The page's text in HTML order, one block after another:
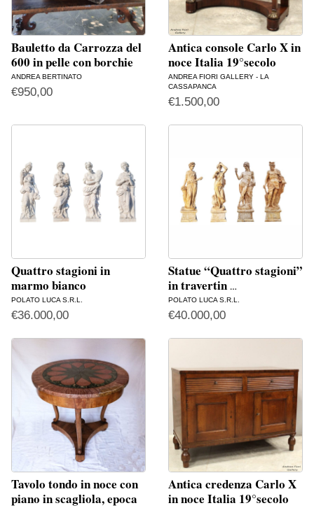
Bauletto da Carrozza del
600 in pelle con borchie
ANDREA BERTINATO
€950,00
Antica console Carlo X in
noce Italia 19°secolo
ANDREA FIORI GALLERY - LA
CASSAPANCA
€1.500,00
Quattro stagioni in
marmo bianco
POLATO LUCA S.R.L.
€36.000,00
Statue “Quattro stagioni”
in travertin …
POLATO LUCA S.R.L.
€40.000,00
Tavolo tondo in noce con
piano in scagliola, epoca
Antica credenza Carlo X
in noce Italia 19°secolo